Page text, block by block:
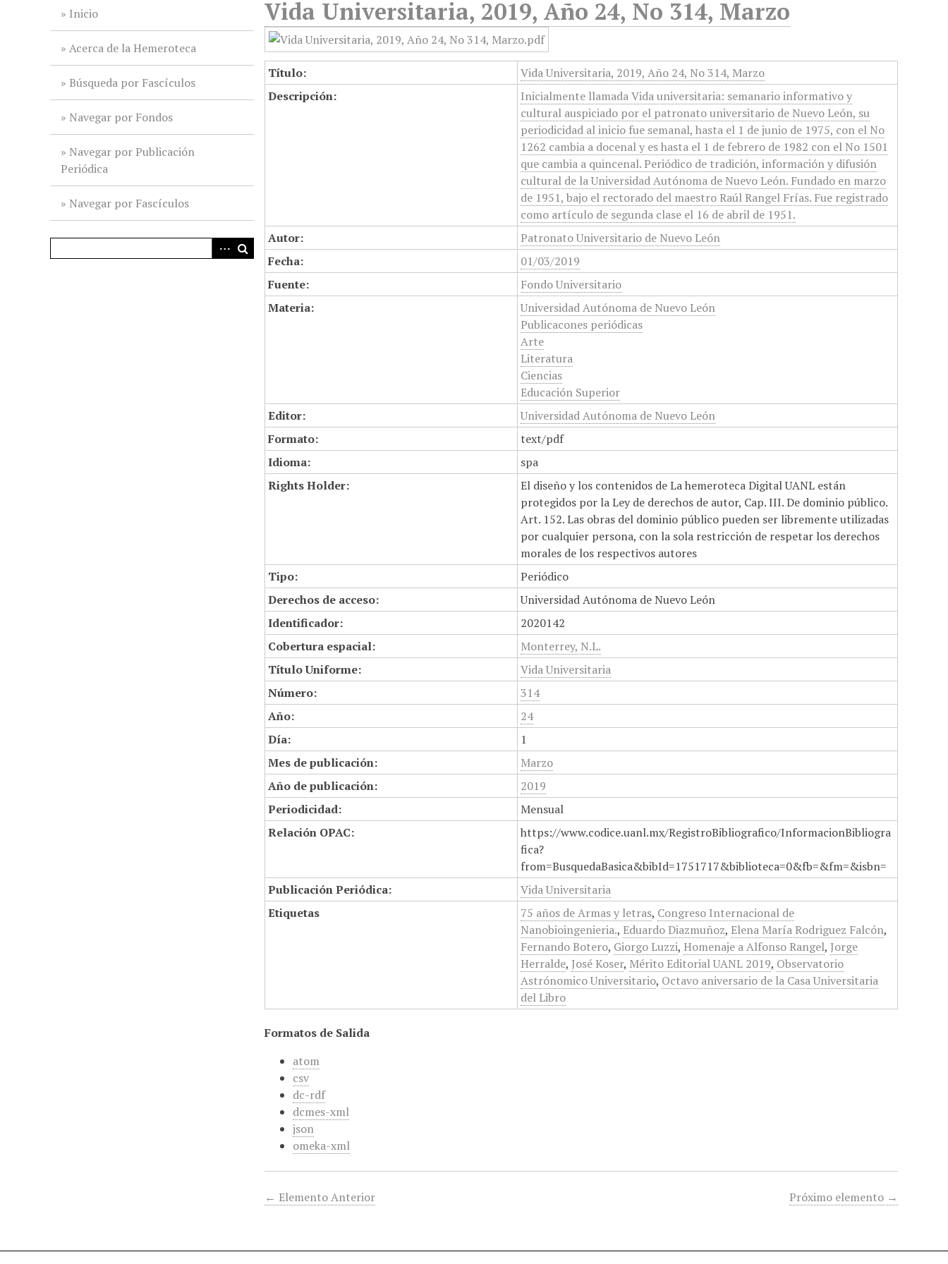
Inicio
Acerca de la Hemeroteca
Búsqueda por Fascículos
Navegar por Fondos
Navegar por Publicación
Periódica
Navegar por Fascículos
Vida Universitaria, 2019, Año 24, No 314, Marzo
Título:
Vida Universitaria, 2019, Año 24, No 314, Marzo
Descripción:
Inicialmente llamada Vida universitaria: semanario informativo y
cultural auspiciado por el patronato universitario de Nuevo León, su
periodicidad al inicio fue semanal, hasta el 1 de junio de 1975, con el No
1262 cambia a docenal y es hasta el 1 de febrero de 1982 con el No 1501
que cambia a quincenal. Periódico de tradición, información y difusión
cultural de la Universidad Autónoma de Nuevo León. Fundado en marzo
de 1951, bajo el rectorado del maestro Raúl Rangel Frías. Fue registrado
como artículo de segunda clase el 16 de abril de 1951.
Autor:
Patronato Universitario de Nuevo León
Fecha:
01/03/2019
Fuente:
Fondo Universitario
Materia:
Universidad Autónoma de Nuevo León
Publicacones periódicas
Arte
Literatura
Ciencias
Educación Superior
Editor:
Universidad Autónoma de Nuevo León
Formato:
text/pdf
Idioma:
spa
Rights Holder:
El diseño y los contenidos de La hemeroteca Digital UANL están
protegidos por la Ley de derechos de autor, Cap. III. De dominio público.
Art. 152. Las obras del dominio público pueden ser libremente utilizadas
por cualquier persona, con la sola restricción de respetar los derechos
morales de los respectivos autores
Tipo:
Periódico
Derechos de acceso:
Universidad Autónoma de Nuevo León
Identificador:
2020142
Cobertura espacial:
Monterrey, N.L.
Título Uniforme:
Vida Universitaria
Número:
314
Año:
24
Día:
1
Mes de publicación:
Marzo
Año de publicación:
2019
Periodicidad:
Mensual
Relación OPAC:
https://www.codice.uanl.mx/RegistroBibliografico/InformacionBibliogra
fica?
from=BusquedaBasica&bibId=1751717&biblioteca=0&fb=&fm=&isbn=
Publicación Periódica:
Vida Universitaria
Etiquetas
75 años de Armas y letras, Congreso Internacional de
Nanobioingenieria., Eduardo Diazmuñoz, Elena María Rodriguez Falcón,
Fernando Botero, Giorgo Luzzi, Homenaje a Alfonso Rangel, Jorge
Herralde, José Koser, Mérito Editorial UANL 2019, Observatorio
Astrónomico Universitario, Octavo aniversario de la Casa Universitaria
del Libro
Formatos de Salida
atom
csv
dc-rdf
dcmes-xml
json
omeka-xml
← Elemento Anterior Próximo elemento →